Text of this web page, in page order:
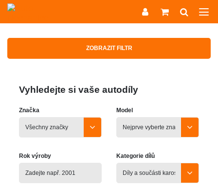
ZOBRAZIT FILTR
Vyhledejte si vaše autodíly
Značka Model
Rok výroby Kategorie dílů